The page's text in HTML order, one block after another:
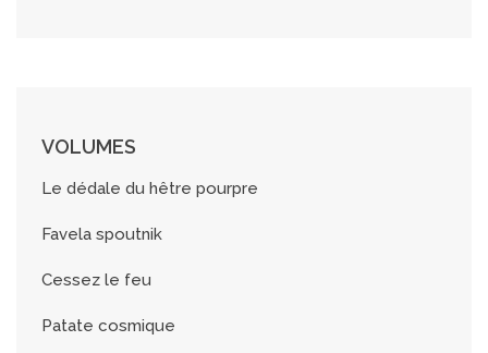
VOLUMES
Le dédale du hêtre pourpre
Favela spoutnik
Cessez le feu
Patate cosmique